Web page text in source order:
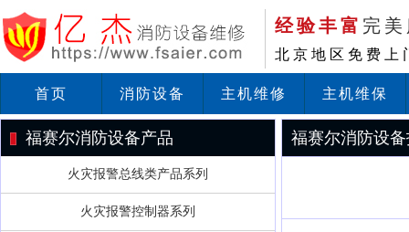
经验丰富 完
北京地区免费上
首页 消防设备 主机维修 主机维保
福赛尔消防设备产品
火灾报警总线类产品系列
火灾报警控制器系列
福赛尔消防设